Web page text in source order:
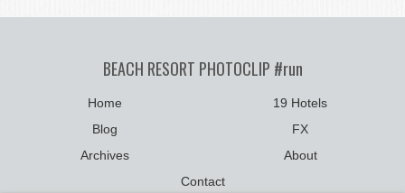
BEACH RESORT PHOTOCLIP #run
Home
19 Hotels
Blog
FX
Archives
About
Contact